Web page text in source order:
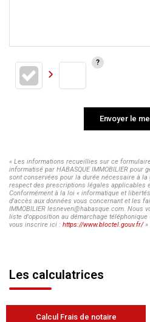
Envoyer le
« Les informations recueillies sur ce
informatisé par HABASQUE IMMOBILIER pour
sont conservées pour la durée nécessaire à
respect des prescriptions légales applicables
Conformément à la loi « informatique et
d'accès aux données vous concernant et les
IMMOBILIER lesneven@habasque.com. Nous
liste d'opposition au démarchage
vous inscrire ici : https://www.bloctel.gouv.fr/»
Les calculatrices
Calcul Frais de notaire